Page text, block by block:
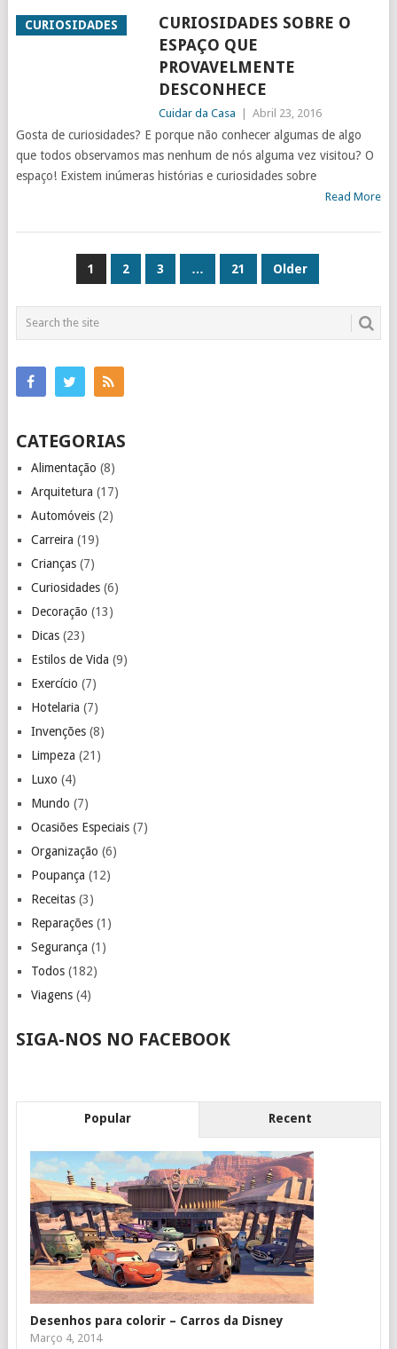
CURIOSIDADES
CURIOSIDADES SOBRE O
ESPAÇO QUE
PROVAVELMENTE
DESCONHECE
Cuidar da Casa Abril 23, 2016
Gosta de curiosidades? E porque não conhecer algumas de algo
que todos observamos mas nenhum de nós alguma vez visitou? O
espaço! Existem inúmeras histórias e curiosidades sobre
Read More
NAVEGAÇÃO
ARTIGOS
1 2 3 … 21 Older
CATEGORIAS
Alimentação (8)
Arquitetura (17)
Automóveis(2)
Carreira (19)
Crianças(7)
Curiosidades(6)
Decoração (13)
Dicas(23)
Estilos de Vida (9)
Exercício (7)
Hotelaria (7)
Invenções(8)
Limpeza (21)
Luxo (4)
Mundo (7)
Ocasiões Especiais(7)
Organização (6)
Poupança (12)
Receitas(3)
Reparações(1)
Segurança (1)
Todos(182)
Viagens(4)
SIGA-NOS NO FACEBOOK
Popular Recent
Desenhos para colorir – Carros da Disney
Março 4, 2014